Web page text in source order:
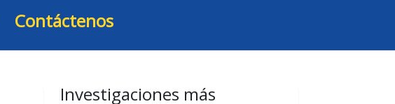
Contáctenos
Investigaciones más